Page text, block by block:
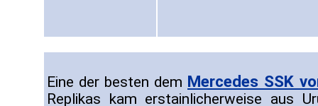
Eine der besten dem Mercedes SSK
Replikas kam erstainlicherweise aus